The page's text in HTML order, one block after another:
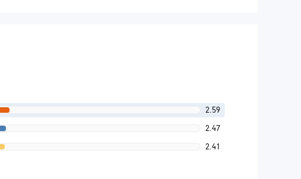
2.59
2.47
2.41